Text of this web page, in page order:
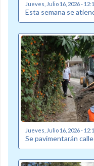
Jueves, Julio 16, 2026 -
Esta semana se
Jueves, Julio 16, 2026 -
Se pavimentarán